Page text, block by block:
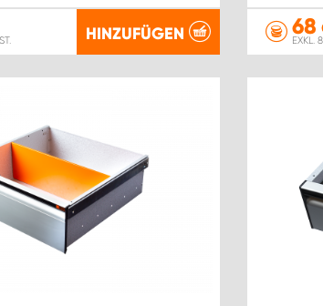
HINZUFÜGEN 68
EXKL.